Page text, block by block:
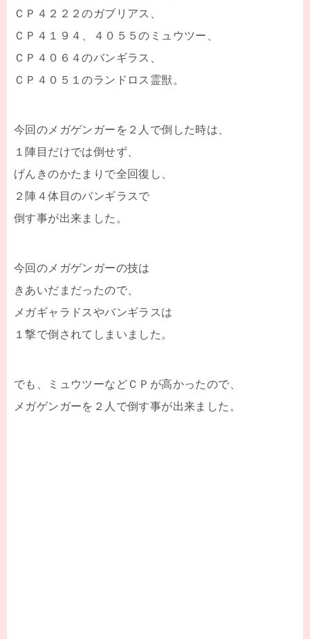
ＣＰ４２２２のガブリアス、
ＣＰ４１９４、４０５５のミュウツー、
ＣＰ４０６４のバンギラス、
ＣＰ４０５１のランドロス霊獣。
今回のメガゲンガーを２人で倒した時は、
１陣目だけでは倒せず、
げんきのかたまりで全回復し、
２陣４体目のバンギラスで
倒す事が出来ました。
今回のメガゲンガーの技は
きあいだまだったので、
メガギャラドスやバンギラスは
１撃で倒されてしまいました。
でも、ミュウツーなどＣＰが高かったので、
メガゲンガーを２人で倒す事が出来ました。